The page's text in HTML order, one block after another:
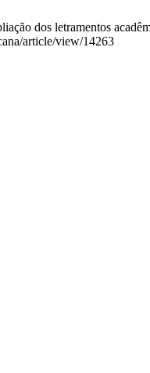
dos letramentos
article/view/14263